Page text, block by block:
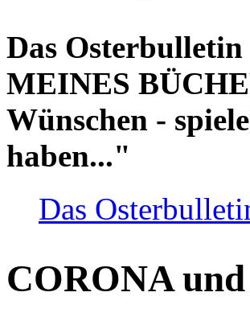
Das
MEINES
Wünschen -
haben..."
Das
CORONA